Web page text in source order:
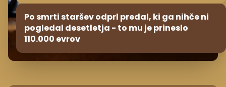
Po smrti staršev odprl predal, ki ga nihče ni
pogledal desetletja - to mu je prineslo
110.000 evrov